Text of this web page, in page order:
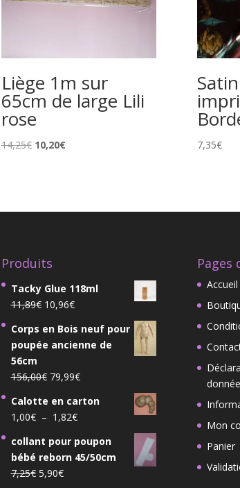
Liège 1m sur
65cm de large Lili
rose
14,25€ Le
10,20€Le
7,35€
Produits
Tacky Glue 118ml
11,89€ Le
initial
était :
10,96€Le
actuel
est :
Corps en Bois neuf pour
poupée ancienne de
56cm
156,00€ Le
initial
était :
156,00€.
79,99€Le
actuel
79,99€.
Calotte en carton
1,00€ – 1,82€Plage
prix :
1,00€
collant pour poupon
bébé reborn 45/50cm
7,25€ Le
5,90€Le
Pages
Accueil
Mon
Panier